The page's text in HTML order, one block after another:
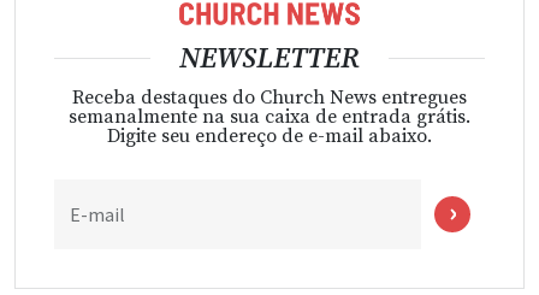
NEWSLETTER
Receba destaques do Church News entregues
semanalmente na sua caixa de entrada grátis.
Digite seu endereço de e-mail abaixo.
E-mail